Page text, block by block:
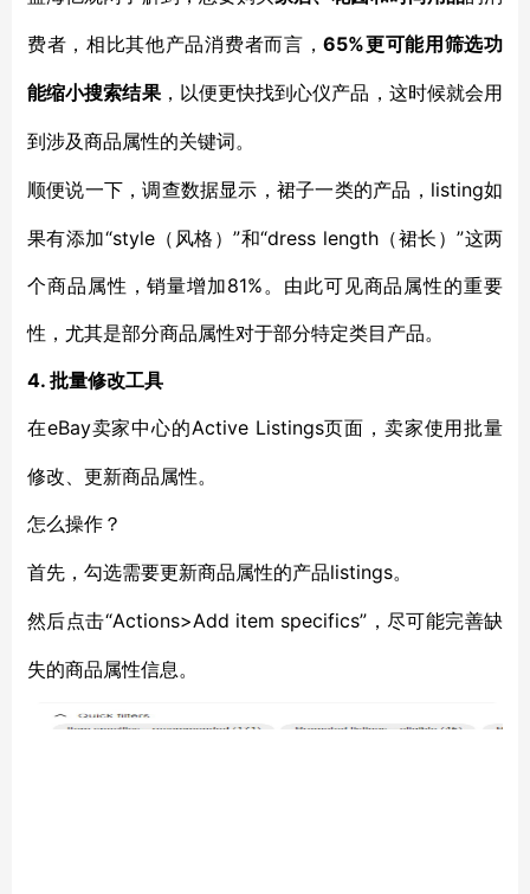
费者，相比其他产品消费者而言，65%更可能用筛选功
能缩小搜索结果，以便更快找到心仪产品，这时候就会用
到涉及商品属性的关键词。
顺便说一下，调查数据显示，裙子一类的产品， listing如
果有添加“style（风格）”和“dress length（裙长）”这两
个商品属性，销量增加81%。由此可见商品属性的重要
性，尤其是部分商品属性对于部分特定类目产品。
4. 批量修改工具
在eBay卖家中心的Active Listings页面，卖家使用批量
修改、更新商品属性。
怎么操作？
首先，勾选需要更新商品属性的产品listings。
然后点击“Actions>Add item specifics”，尽可能完善缺
失的商品属性信息。